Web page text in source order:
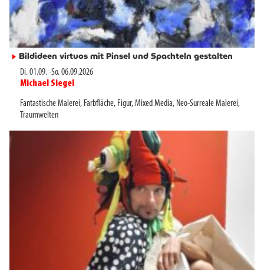
► Bildideen virtuos mit Pinsel und Spachteln gestalten
Di. 01.09.-So. 06.09.2026
Michael Siegel
Fantastische Malerei, Farbfläche, Figur,Mixed Media, Neo-Surreale Malerei,
Traumwelten